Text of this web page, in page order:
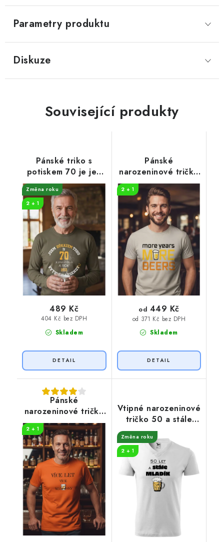
Parametry produktu
Diskuze
Související produkty
Pánské triko s
potiskem 70 je jen
číslo
Změna roku
2 + 1
Skladem
404 Kč bez DPH
489 Kč
Pánské
narozeninové tričko
More beers
2 + 1
Skladem
od 371 Kč bez DPH
od 449 Kč
Pánské
narozeninové tričko
Více whisky
2 + 1
Vtipné narozeninové
tričko 50 a stále
mladík
Změna roku
2 + 1